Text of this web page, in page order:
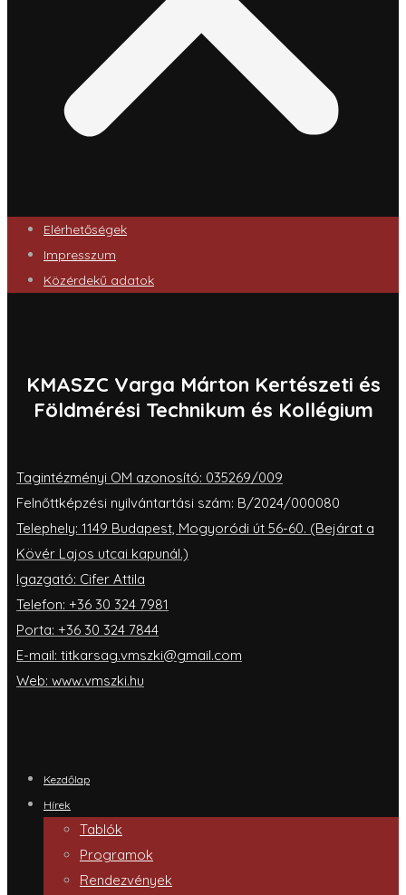
Elérhetőségek
Impresszum
Közérdekű adatok
KMASZC Varga Márton Kertészeti és
Földmérési Technikum és Kollégium
Tagintézményi OM azonosító: 035269/009
Felnőttképzési nyilvántartási szám: B/2024/000080
Telephely: 1149 Budapest, Mogyoródi út 56-60. (Bejárat a
Kövér Lajos utcai kapunál.)
Igazgató: Cifer Attila
Telefon: +36 30 324 7981
Porta: +36 30 324 7844
E-mail: titkarsag.vmszki@gmail.com
Web: www.vmszki.hu
Kezdőlap
Hírek
Tablók
Programok
Rendezvények